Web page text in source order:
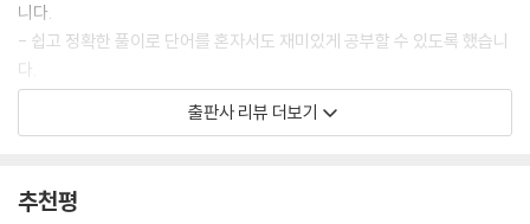
니다.
- 쉽고 정확한 풀이로 단어를 혼자서도 재미있게 공부할 수 있도록 했습니
다.
- 필요한 경우 그림을 담았습니다. 단어를 이미지로 상상할 수 있게끔 도와
- 깜짝 등장하는 퀴즈가 있어, 앞서 배운 단어를 복습할 수 있습니다.
출판사 리뷰 더보기
추천평